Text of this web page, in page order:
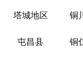
塔城地区 铜
屯昌县 铜